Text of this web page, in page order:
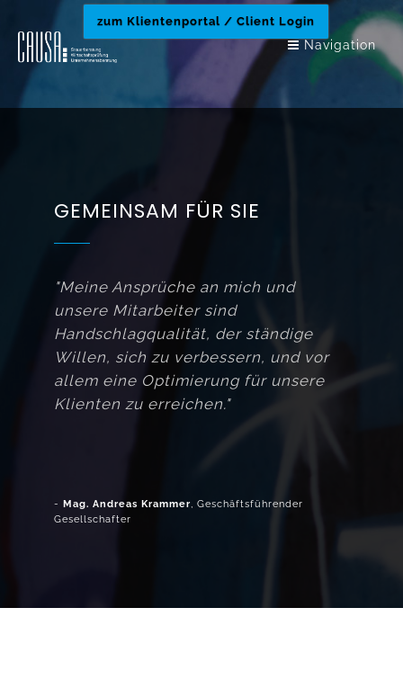
zum Klientenportal / Client Login
zum Klientenportal / Client Login
Navigation
GEMEINSAM FÜR SIE
"Meine Ansprüche an mich und
unsere Mitarbeiter sind
Handschlagqualität, der ständige
Willen, sich zu verbessern, und vor
allem eine Optimierung für unsere
Klienten zu erreichen."
- Mag. Andreas Krammer, Geschäftsführender
Gesellschafter